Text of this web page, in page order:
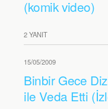
(komik video)
2 YANIT
15/05/2009
Binbir Gece
ile Veda Etti